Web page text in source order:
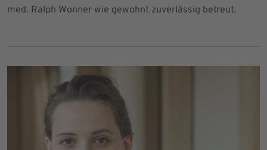
med. Ralph Wonner wie gewohnt zuverlässig betreut.